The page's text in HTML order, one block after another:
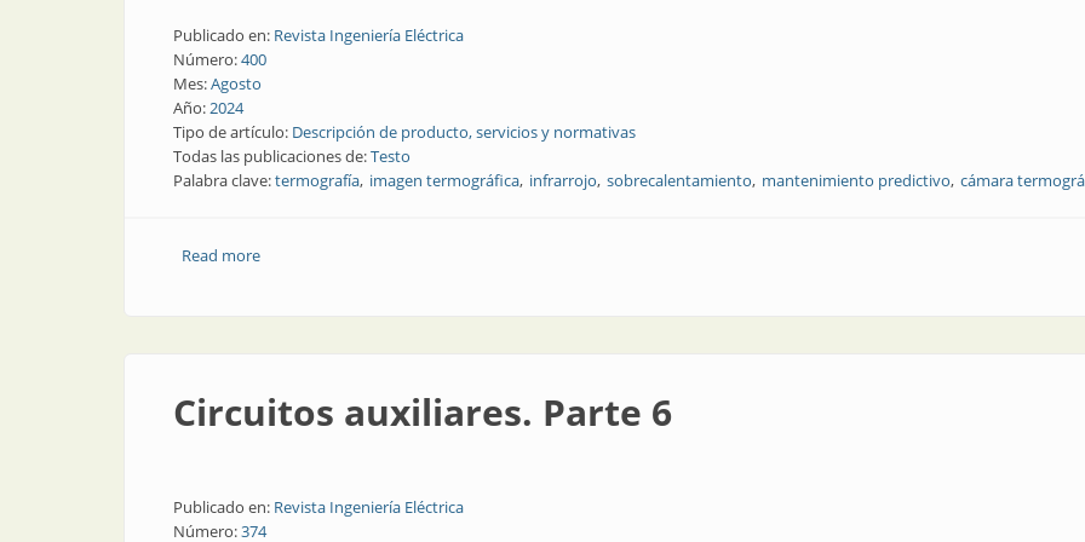
Publicado en: Revista Ingeniería Eléctrica
Número:400
Mes:Agosto
Año:2024
Tipo de artículo: Descripción de producto, servicios y normativas
Todas las publicaciones de:Testo
Palabra clave:termografía imagen termográfica infrarrojo sobrecalentamiento mantenimiento predictivo cámara
Read moreabout La temperatura y la inspección de instalaciones eléctricas
Circuitos auxiliares. Parte 6
Publicado en: Revista Ingeniería Eléctrica
Número:374